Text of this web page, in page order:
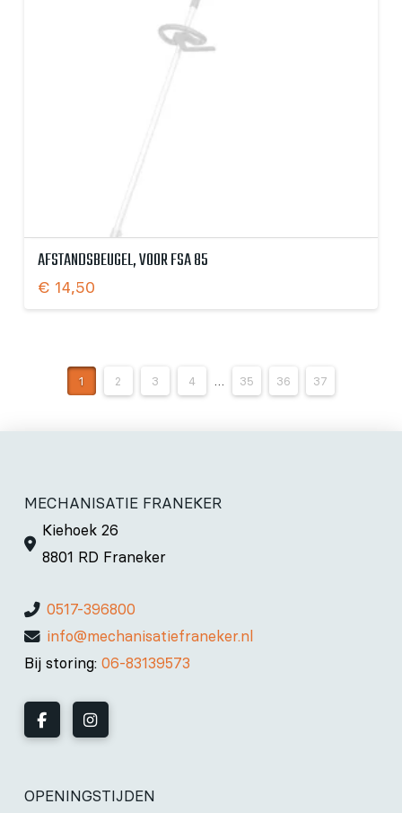
AFSTANDSBEUGEL, VOOR FSA 85
€ 14,50
1 2 3 4 … 35 36 37
MECHANISATIE FRANEKER
Kiehoek 26
8801 RD Franeker
0517-396800
info@mechanisatiefraneker.nl
Bij storing: 06-83139573
OPENINGSTIJDEN